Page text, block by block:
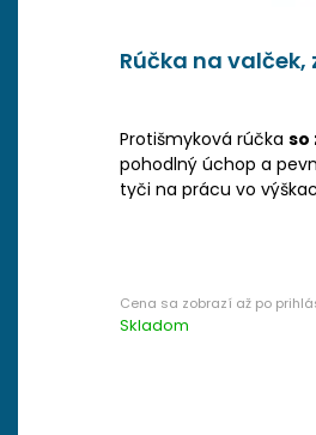
Rúčka na
Protišmyková rúčka so
pohodlný úchop a
tyči na prácu vo
Skladom